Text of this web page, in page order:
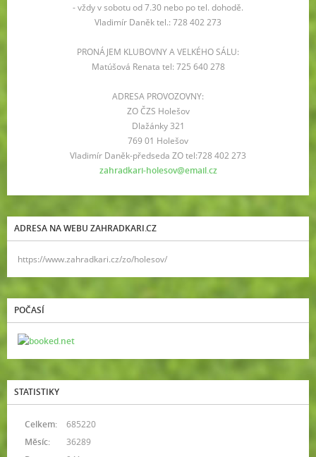
- vždy v sobotu od 7.30 nebo po tel. dohodě.
Vladimír Daněk tel.: 728 402 273
PRONÁJEM KLUBOVNY A VELKÉHO SÁLU:
Matúšová Renata tel: 725 640 278
ADRESA PROVOZOVNY:
ZO ČZS Holešov
Dlažánky 321
769 01 Holešov
Vladimír Daněk-předseda ZO tel:728 402 273
zahradkari-holesov@email.cz
ADRESA NA WEBU ZAHRADKARI.CZ
https://www.zahradkari.cz/zo/holesov/
POČASÍ
STATISTIKY
Celkem:
685220
Měsíc:
36289